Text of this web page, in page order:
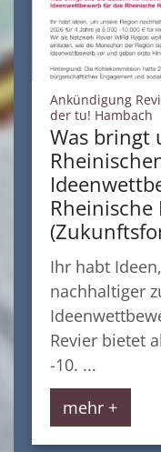
Ankündigung
der tu! Hambach
Was bringt
Rheinische
Ihr habt
nachhaltiger
Revier bietet
-10. ...
mehr +